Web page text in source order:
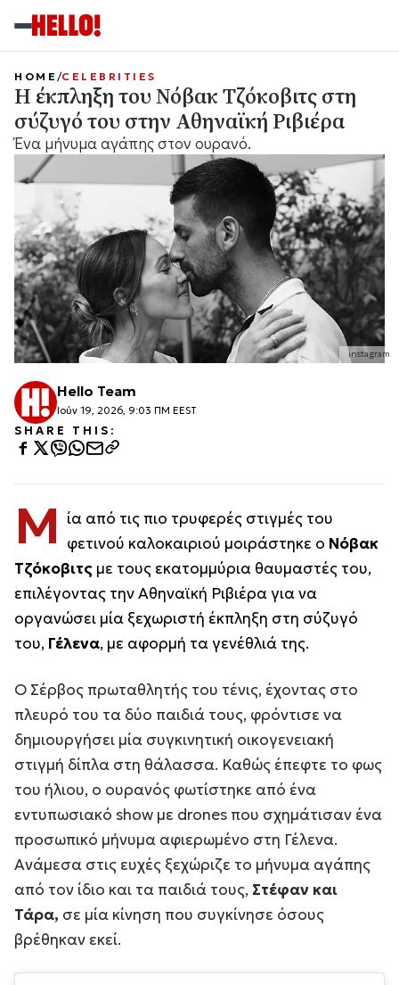
instagram
HOME CELEBRITIES
Η έκπληξη του Νόβακ Τζόκοβιτς στη
σύζυγό του στην Αθηναϊκή Ριβιέρα
Ένα μήνυμα αγάπης στον ουρανό.
Hello Team
Ιούν 19, 2026, 9:03 ΠΜ EEST
SHARE THIS:
Μ ία από τις πιο τρυφερές στιγμές του
φετινού καλοκαιριού μοιράστηκε ο Νόβακ
Τζόκοβιτς με τους εκατομμύρια θαυμαστές του,
επιλέγοντας την Αθηναϊκή Ριβιέρα για να
οργανώσει μία ξεχωριστή έκπληξη στη σύζυγό
του, Γέλενα, με αφορμή τα γενέθλιά της.
Ο Σέρβος πρωταθλητής του τένις, έχοντας στο
πλευρό του τα δύο παιδιά τους, φρόντισε να
δημιουργήσει μία συγκινητική οικογενειακή
στιγμή δίπλα στη θάλασσα. Καθώς έπεφτε το φως
του ήλιου, ο ουρανός φωτίστηκε από ένα
εντυπωσιακό show με drones που σχημάτισαν ένα
προσωπικό μήνυμα αφιερωμένο στη Γέλενα.
Ανάμεσα στις ευχές ξεχώριζε το μήνυμα αγάπης
από τον ίδιο και τα παιδιά τους, Στέφαν και
Τάρα, σε μία κίνηση που συγκίνησε όσους
βρέθηκαν εκεί.